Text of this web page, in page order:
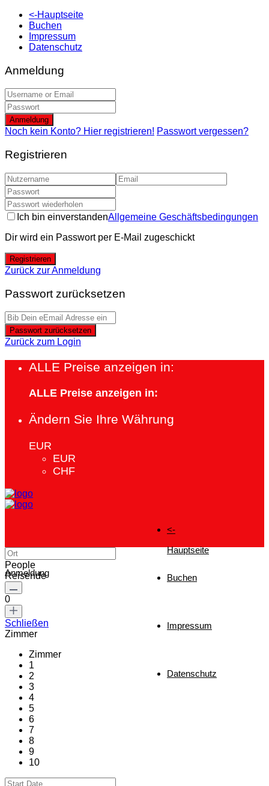
<-Hauptseite
Buchen
Impressum
Datenschutz
Anmeldung
Anmeldung
Noch kein Konto? Hier registrieren! Passwort vergessen?
Registrieren
Ich bin einverstandenAllgemeine Geschäftsbedingungen
Dir wird ein Passwort per E-Mail zugeschickt
Registrieren
Zurück zur Anmeldung
Passwort zurücksetzen
Passwort zurücksetzen
Zurück zum Login
ALLE Preise anzeigen in:
ALLE Preise anzeigen in:
Ändern Sie Ihre Währung
EUR
EUR
CHF
<-
Hauptseite
Buchen
Impressum
Datenschutz
Anmeldung
People
Reisende
0
Schließen
Zimmer
Zimmer
1
2
3
4
5
6
7
8
9
10